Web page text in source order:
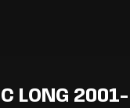
LONG 2001-